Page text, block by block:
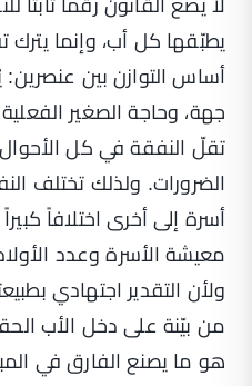
لا يضع القانون رقماً ثابتاً
يطبّقها كل أب، وإنما
أساس التوازن بين
جهة، وحاجة الصغير
تقلّ النفقة في كل
الضرورات. ولذلك تختلف
أسرة إلى أخرى اختلافاً
معيشة الأسرة وعدد
ولأن التقدير اجتهادي
من بيّنة على دخل الأب
هو ما يصنع الفارق في